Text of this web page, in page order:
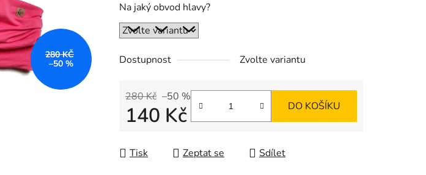
Na jaký obvod hlavy?
Dostupnost Zvolte variantu
280 Kč –50 %
140 Kč DO KOŠÍKU
Tisk Zeptat se Sdílet
280 KČ
–50 %